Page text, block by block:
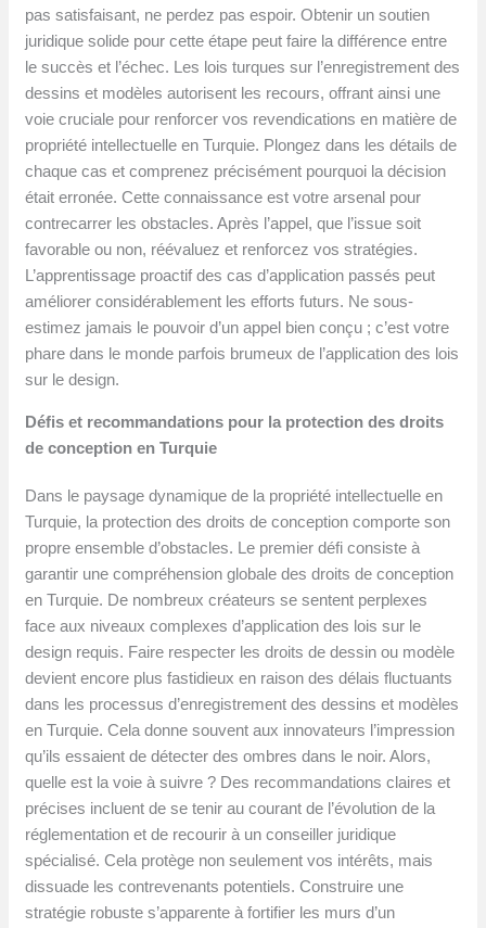
pas satisfaisant, ne perdez pas espoir. Obtenir un soutien
juridique solide pour cette étape peut faire la différence entre
le succès et l’échec. Les lois turques sur l’enregistrement des
dessins et modèles autorisent les recours, offrant ainsi une
voie cruciale pour renforcer vos revendications en matière de
propriété intellectuelle en Turquie. Plongez dans les détails de
chaque cas et comprenez précisément pourquoi la décision
était erronée. Cette connaissance est votre arsenal pour
contrecarrer les obstacles. Après l’appel, que l’issue soit
favorable ou non, réévaluez et renforcez vos stratégies.
L’apprentissage proactif des cas d’application passés peut
améliorer considérablement les efforts futurs. Ne sous-
estimez jamais le pouvoir d’un appel bien conçu ; c’est votre
phare dans le monde parfois brumeux de l’application des lois
sur le design.
Défis et recommandations pour la protection des droits
de conception en Turquie
Dans le paysage dynamique de la propriété intellectuelle en
Turquie, la protection des droits de conception comporte son
propre ensemble d’obstacles. Le premier défi consiste à
garantir une compréhension globale des droits de conception
en Turquie. De nombreux créateurs se sentent perplexes
face aux niveaux complexes d’application des lois sur le
design requis. Faire respecter les droits de dessin ou modèle
devient encore plus fastidieux en raison des délais fluctuants
dans les processus d’enregistrement des dessins et modèles
en Turquie. Cela donne souvent aux innovateurs l’impression
qu’ils essaient de détecter des ombres dans le noir. Alors,
quelle est la voie à suivre ? Des recommandations claires et
précises incluent de se tenir au courant de l’évolution de la
réglementation et de recourir à un conseiller juridique
spécialisé. Cela protège non seulement vos intérêts, mais
dissuade les contrevenants potentiels. Construire une
stratégie robuste s’apparente à fortifier les murs d’un